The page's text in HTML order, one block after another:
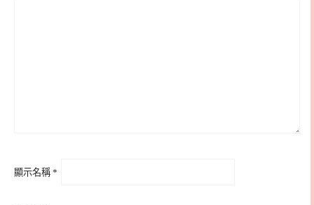
顯示名稱 *